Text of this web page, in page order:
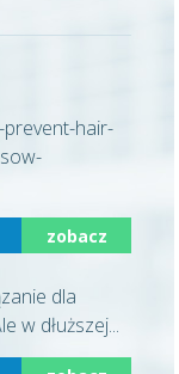
hair-
zobacz
dla
w dłuższej...